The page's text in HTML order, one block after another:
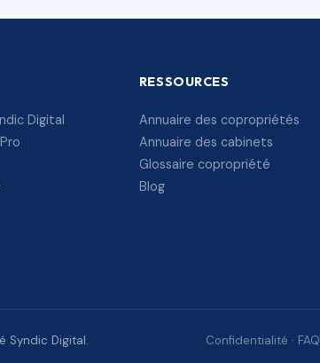
Digital
RESSOURCES
Annuaire des copropriétés
Annuaire des cabinets
Glossaire copropriété
Blog
Syndic Digital. Confidentialité · FAQ